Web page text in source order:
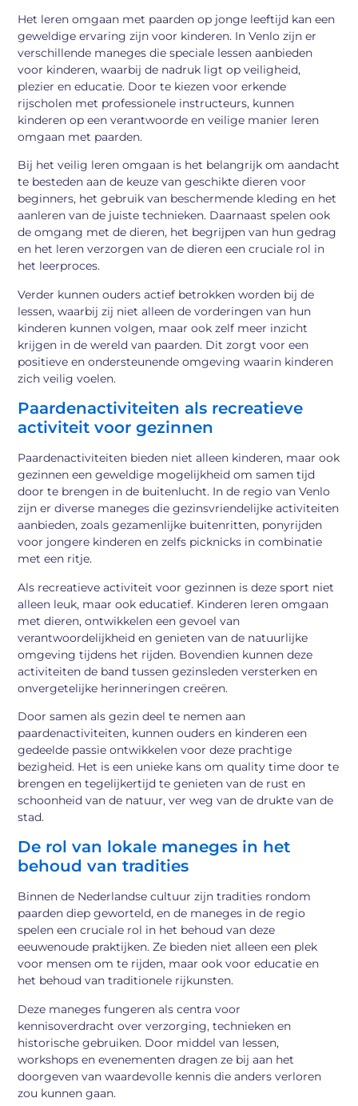
Het leren omgaan met paarden op jonge leeftijd kan een
geweldige ervaring zijn voor kinderen. In Venlo zijn er
verschillende maneges die speciale lessen aanbieden
voor kinderen, waarbij de nadruk ligt op veiligheid,
plezier en educatie. Door te kiezen voor erkende
rijscholen met professionele instructeurs, kunnen
kinderen op een verantwoorde en veilige manier leren
omgaan met paarden.
Bij het veilig leren omgaan is het belangrijk om aandacht
te besteden aan de keuze van geschikte dieren voor
beginners, het gebruik van beschermende kleding en het
aanleren van de juiste technieken. Daarnaast spelen ook
de omgang met de dieren, het begrijpen van hun gedrag
en het leren verzorgen van de dieren een cruciale rol in
het leerproces.
Verder kunnen ouders actief betrokken worden bij de
lessen, waarbij zij niet alleen de vorderingen van hun
kinderen kunnen volgen, maar ook zelf meer inzicht
krijgen in de wereld van paarden. Dit zorgt voor een
positieve en ondersteunende omgeving waarin kinderen
zich veilig voelen.
Paardenactiviteiten als recreatieve
activiteit voor gezinnen
Paardenactiviteiten bieden niet alleen kinderen, maar ook
gezinnen een geweldige mogelijkheid om samen tijd
door te brengen in de buitenlucht. In de regio van Venlo
zijn er diverse maneges die gezinsvriendelijke activiteiten
aanbieden, zoals gezamenlijke buitenritten, ponyrijden
voor jongere kinderen en zelfs picknicks in combinatie
met een ritje.
Als recreatieve activiteit voor gezinnen is deze sport niet
alleen leuk, maar ook educatief. Kinderen leren omgaan
met dieren, ontwikkelen een gevoel van
verantwoordelijkheid en genieten van de natuurlijke
omgeving tijdens het rijden. Bovendien kunnen deze
activiteiten de band tussen gezinsleden versterken en
onvergetelijke herinneringen creëren.
Door samen als gezin deel te nemen aan
paardenactiviteiten, kunnen ouders en kinderen een
gedeelde passie ontwikkelen voor deze prachtige
bezigheid. Het is een unieke kans om quality time door te
brengen en tegelijkertijd te genieten van de rust en
schoonheid van de natuur, ver weg van de drukte van de
stad.
De rol van lokale maneges in het
behoud van tradities
Binnen de Nederlandse cultuur zijn tradities rondom
paarden diep geworteld, en de maneges in de regio
spelen een cruciale rol in het behoud van deze
eeuwenoude praktijken. Ze bieden niet alleen een plek
voor mensen om te rijden, maar ook voor educatie en
het behoud van traditionele rijkunsten.
Deze maneges fungeren als centra voor
kennisoverdracht over verzorging, technieken en
historische gebruiken. Door middel van lessen,
workshops en evenementen dragen ze bij aan het
doorgeven van waardevolle kennis die anders verloren
zou kunnen gaan.